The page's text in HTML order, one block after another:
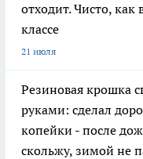
отходит. Чисто, как
классе
21 июля
Резиновая крошка
руками: сделал
копейки - после
скольжу, зимой не